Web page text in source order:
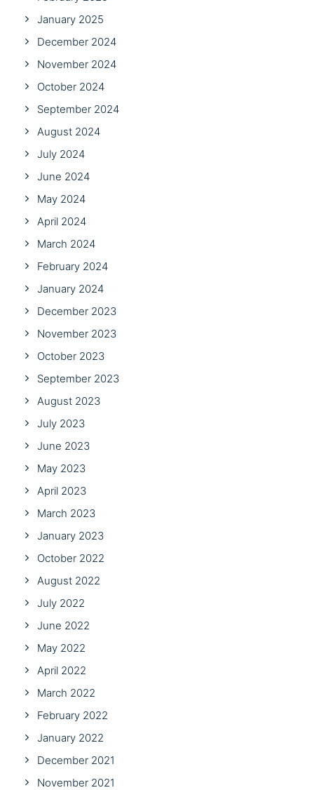
January 2025
December 2024
November 2024
October 2024
September 2024
August 2024
July 2024
June 2024
May 2024
April 2024
March 2024
February 2024
January 2024
December 2023
November 2023
October 2023
September 2023
August 2023
July 2023
June 2023
May 2023
April 2023
March 2023
January 2023
October 2022
August 2022
July 2022
June 2022
May 2022
April 2022
March 2022
February 2022
January 2022
December 2021
November 2021